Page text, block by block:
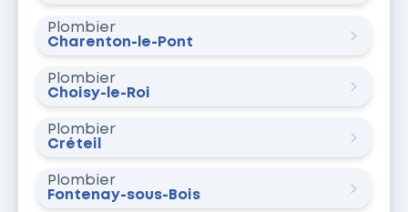
Plombier
Charenton-le-Pont
Plombier
Choisy-le-Roi
Plombier
Créteil
Plombier
Fontenay-sous-Bois